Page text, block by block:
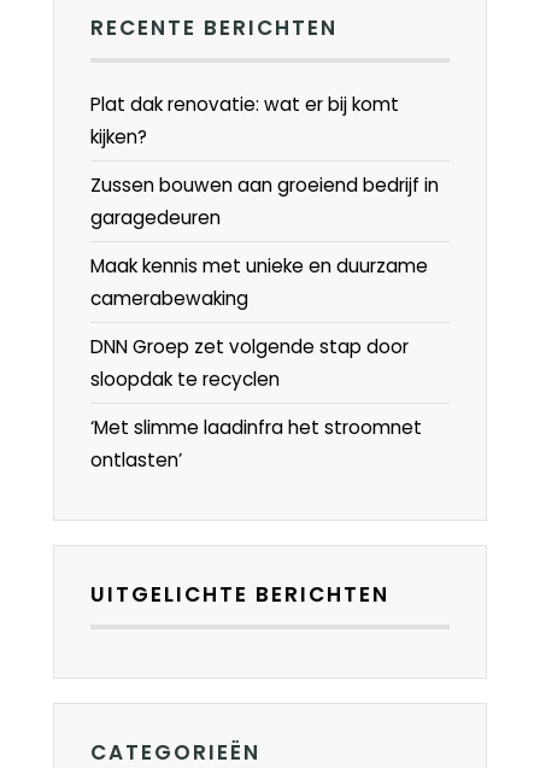
RECENTE BERICHTEN
Plat dak renovatie: wat er bij komt
kijken?
Zussen bouwen aan groeiend bedrijf in
garagedeuren
Maak kennis met unieke en duurzame
camerabewaking
DNN Groep zet volgende stap door
sloopdak te recyclen
‘Met slimme laadinfra het stroomnet
ontlasten’
UITGELICHTE BERICHTEN
CATEGORIEËN